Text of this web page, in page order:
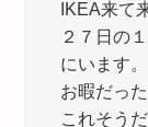
IKEA来て
２７日の
にいます。
お暇だっ
これそう